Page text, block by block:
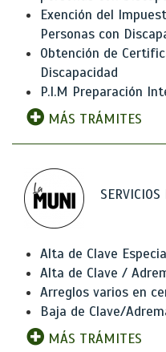
Exención del
Personas con
Obtención de
Discapacidad
P.I.M Preparación
MÁS TRÁMITES
Alta de Clave
Alta de Clave /
Arreglos varios en
Baja de Clave/
MÁS TRÁMITES